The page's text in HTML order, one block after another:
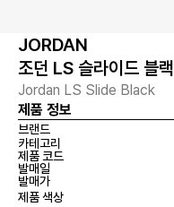
JORDAN
조던 LS 슬라이드 블랙
Jordan LS Slide Black
제품 정보
브랜드
카테고리
제품 코드
발매일
발매가
제품 색상